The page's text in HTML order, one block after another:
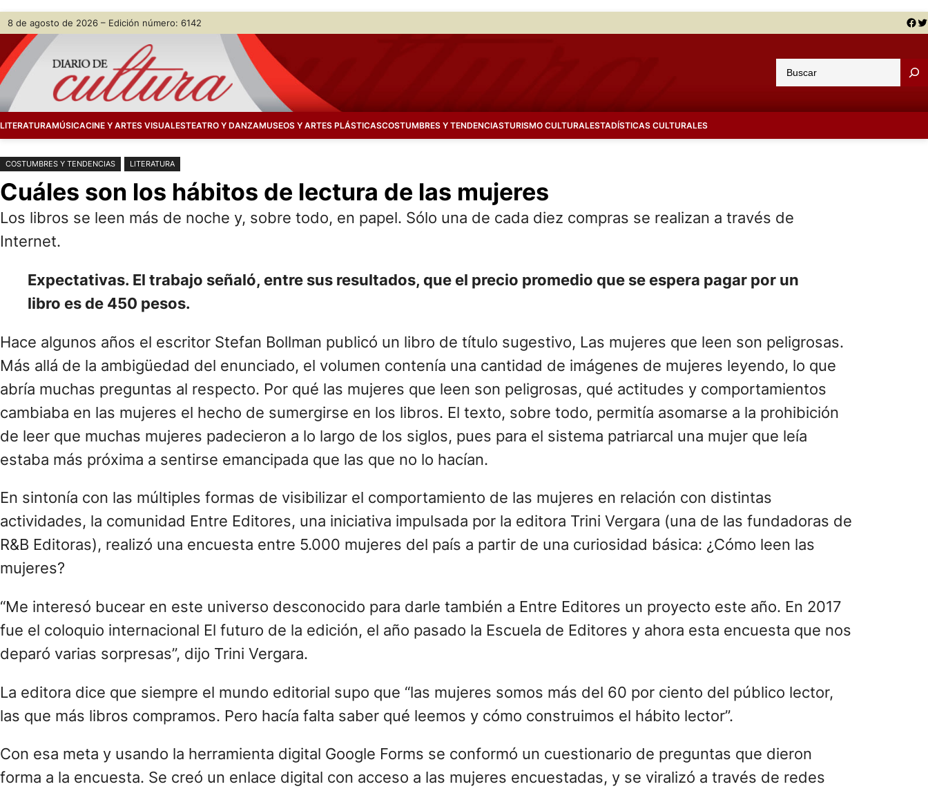
Saltar
contenido
Skip
content
8 de agosto de 2026 – Edición número: 6142 Facebook Twitter
u
a
LITERATURAMÚSICACINE Y ARTES VISUALESTEATRO Y DANZAMUSEOS Y ARTES PLÁSTICASCOSTUMBRES Y TENDENCIASTURISMO CULTURALESTADÍSTICAS CULTURALES
COSTUMBRES Y TENDENCIAS LITERATURA
Cuáles son los hábitos de lectura de las mujeres
Los libros se leen más de noche y, sobre todo, en papel. Sólo una de cada diez compras se realizan a través de
Internet.
Expectativas. El trabajo señaló, entre sus resultados, que el precio promedio que se espera pagar por un
libro es de 450 pesos.
Hace algunos años el escritor Stefan Bollman publicó un libro de título sugestivo, Las mujeres que leen son peligrosas.
Más allá de la ambigüedad del enunciado, el volumen contenía una cantidad de imágenes de mujeres leyendo, lo que
abría muchas preguntas al respecto. Por qué las mujeres que leen son peligrosas, qué actitudes y comportamientos
cambiaba en las mujeres el hecho de sumergirse en los libros. El texto, sobre todo, permitía asomarse a la prohibición
de leer que muchas mujeres padecieron a lo largo de los siglos, pues para el sistema patriarcal una mujer que leía
estaba más próxima a sentirse emancipada que las que no lo hacían.
En sintonía con las múltiples formas de visibilizar el comportamiento de las mujeres en relación con distintas
actividades, la comunidad Entre Editores, una iniciativa impulsada por la editora Trini Vergara (una de las fundadoras de
R&B Editoras), realizó una encuesta entre 5.000 mujeres del país a partir de una curiosidad básica: ¿Cómo leen las
mujeres?
“Me interesó bucear en este universo desconocido para darle también a Entre Editores un proyecto este año. En 2017
fue el coloquio internacional El futuro de la edición, el año pasado la Escuela de Editores y ahora esta encuesta que nos
deparó varias sorpresas”, dijo Trini Vergara.
La editora dice que siempre el mundo editorial supo que “las mujeres somos más del 60 por ciento del público lector,
las que más libros compramos. Pero hacía falta saber qué leemos y cómo construimos el hábito lector”.
Con esa meta y usando la herramienta digital Google Forms se conformó un cuestionario de preguntas que dieron
forma a la encuesta. Se creó un enlace digital con acceso a las mujeres encuestadas, y se viralizó a través de redes